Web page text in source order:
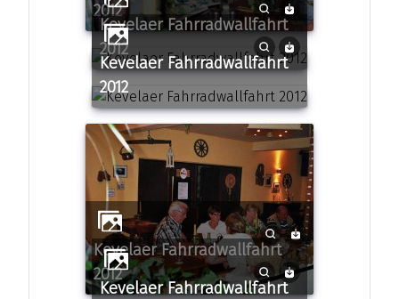
2012
Kevelaer Fahrradwallfahrt
2012
Kevelaer Fahrradwallfahrt
2012
Kevelaer Fahrradwallfahrt
2012
Kevelaer Fahrradwallfahrt